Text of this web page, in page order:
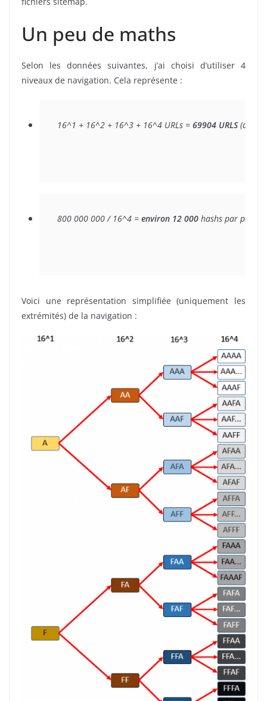
Un peu de maths
Selon les données suivantes, j’ai choisi d’utiliser 4
niveaux de navigation. Cela représente :
16^1 + 16^2 + 16^3 + 16^4 URLs = 69904 URLS (deux
800 000 000 / 16^4 = environ 12 000 hashs par page
Voici une représentation simplifiée (uniquement les
extrémités) de la navigation :